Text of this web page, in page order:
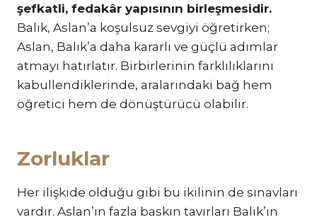
şefkatli, fedakâr yapısının birleşmesidir.
Balık, Aslan’a koşulsuz sevgiyi öğretirken;
Aslan, Balık’a daha kararlı ve güçlü adımlar
atmayı hatırlatır. Birbirlerinin farklılıklarını
kabullendiklerinde, aralarındaki bağ hem
öğretici hem de dönüştürücü olabilir.
Zorluklar
Her ilişkide olduğu gibi bu ikilinin de sınavları
vardır. Aslan’ın fazla baskın tavırları Balık’ın